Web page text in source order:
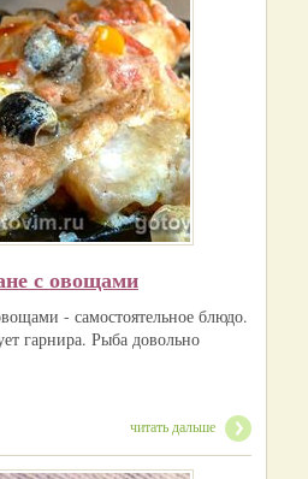
с овощами
- самостоятельное блюдо.
гарнира. Рыба довольно
читать дальше